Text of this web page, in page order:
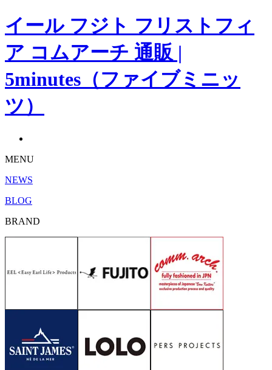
イール フジト フリストフィ
ア コムアーチ 通販 |
5minutes（ファイブミニッ
ツ）
MENU
NEWS
BLOG
BRAND